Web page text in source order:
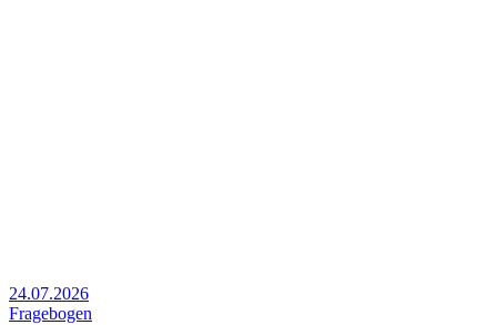
24.07.2026
Fragebogen